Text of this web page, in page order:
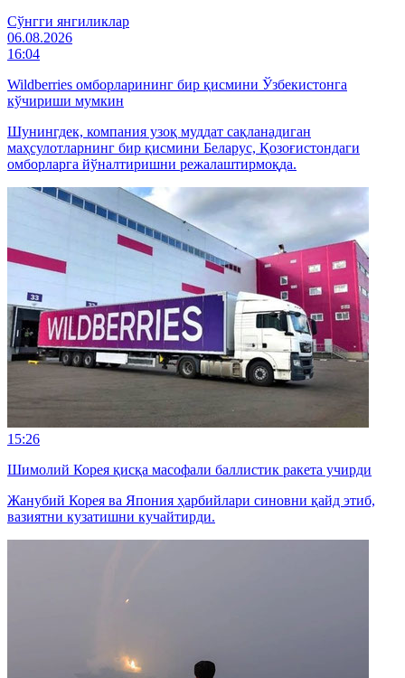
Cўнгги янгиликлар
06.08.2026
16:04
Wildberries омборларининг бир қисмини Ўзбекистонга
кўчириши мумкин
Шунингдек, компания узоқ муддат сақланадиган
маҳсулотларнинг бир қисмини Беларус, Қозоғистондаги
омборларга йўналтиришни режалаштирмоқда.
15:26
Шимолий Корея қисқа масофали баллистик ракета учирди
Жанубий Корея ва Япония ҳарбийлари синовни қайд этиб,
вазиятни кузатишни кучайтирди.